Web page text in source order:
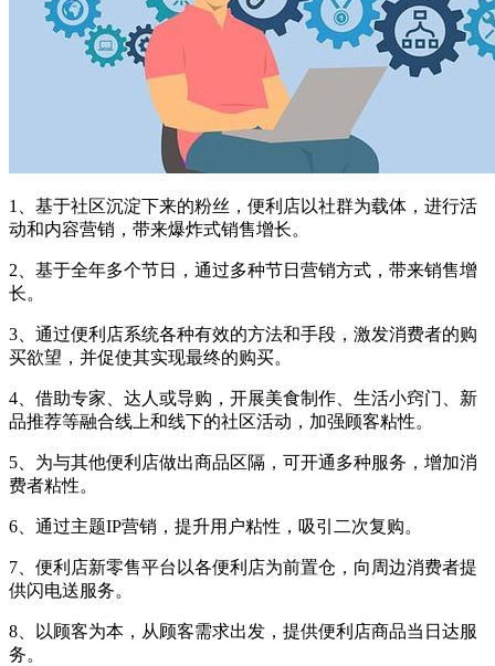
1、基于社区沉淀下来的粉丝，便利店以社群为载体，进行活
动和内容营销，带来爆炸式销售增长。
2、基于全年多个节日，通过多种节日营销方式，带来销售增
长。
3、通过便利店系统各种有效的方法和手段，激发消费者的购
买欲望，并促使其实现最终的购买。
4、借助专家、达人或导购，开展美食制作、生活小窍门、新
品推荐等融合线上和线下的社区活动，加强顾客粘性。
5、为与其他便利店做出商品区隔，可开通多种服务，增加消
费者粘性。
6、通过主题IP营销，提升用户粘性，吸引二次复购。
7、便利店新零售平台以各便利店为前置仓，向周边消费者提
供闪电送服务。
8、以顾客为本，从顾客需求出发，提供便利店商品当日达服
务。